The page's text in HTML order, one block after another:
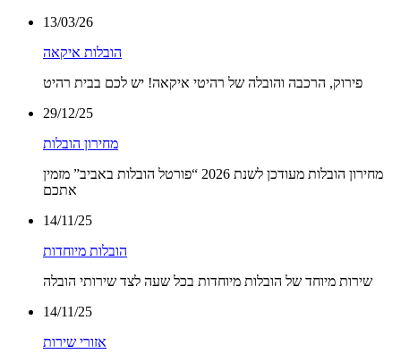
13/03/26
הובלות איקאה
פירוק, הרכבה והובלה של רהיטי איקאה! יש לכם בבית רהיט
29/12/25
מחירון הובלות
מחירון הובלות מעודכן לשנת 2026 “פורטל הובלות באביב” מזמין
אתכם
14/11/25
הובלות מיוחדות
שירות מיוחד של הובלות מיוחדות בכל שעה לצד שירותי הובלה
14/11/25
אזורי שירות